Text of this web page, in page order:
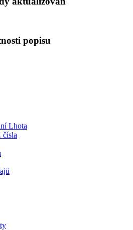
popisu
Lhota
čísla